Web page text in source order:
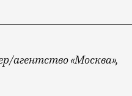
агентство «Москва»,